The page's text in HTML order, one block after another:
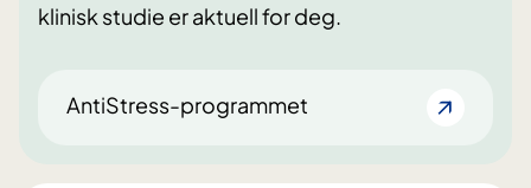
klinisk studie er aktuell for deg.
AntiStress-programmet